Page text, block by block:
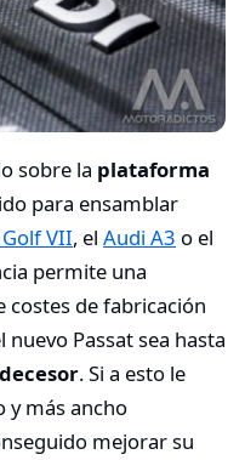
sobre la plataforma
para ensamblar
VII, el Audi A3 o el
permite una
de fabricación
Passat sea hasta
. Si a esto le
y más ancho
mejorar su